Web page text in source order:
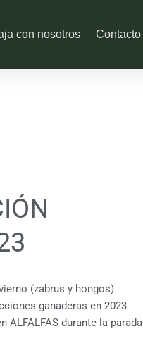
con nosotros Contacto
(zabrus y hongos)
ganaderas en 2023
ALFALFAS durante la parada